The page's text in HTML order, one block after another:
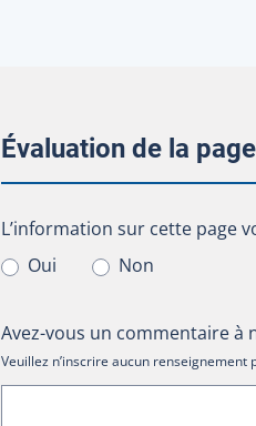
Évaluation de la
L’information sur cette page
L’information sur cette page
Oui
Non
Avez-vous un commentaire
Veuillez n’inscrire aucun renseignement